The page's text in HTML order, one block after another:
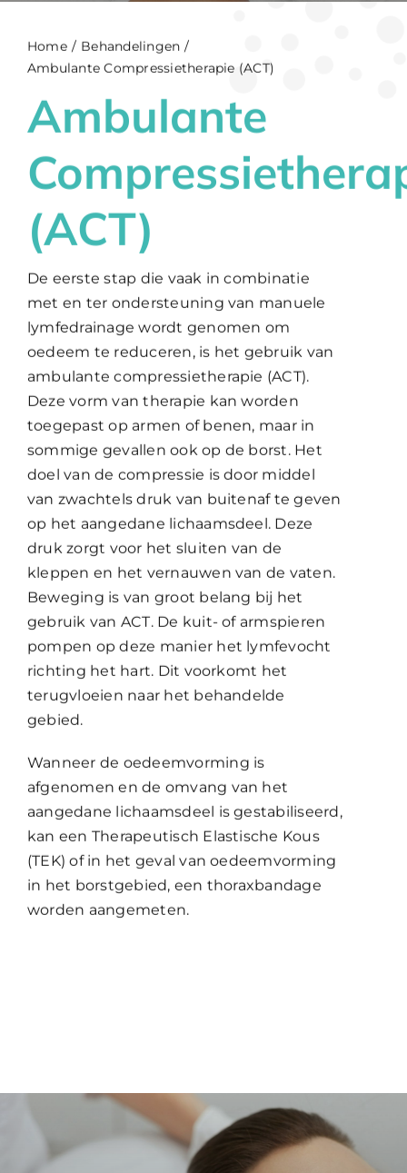
WooCommerce Cart
Home
Behandelingen
Ambulante Compressietherapie (ACT)
Ambulante
(ACT)
De eerste stap die vaak in combinatie
met en ter ondersteuning van manuele
lymfedrainage wordt genomen om
oedeem te reduceren, is het gebruik van
ambulante compressietherapie (ACT).
Deze vorm van therapie kan worden
toegepast op armen of benen, maar in
sommige gevallen ook op de borst. Het
doel van de compressie is door middel
van zwachtels druk van buitenaf te geven
op het aangedane lichaamsdeel. Deze
druk zorgt voor het sluiten van de
kleppen en het vernauwen van de vaten.
Beweging is van groot belang bij het
gebruik van ACT. De kuit- of armspieren
pompen op deze manier het lymfevocht
richting het hart. Dit voorkomt het
terugvloeien naar het behandelde
gebied.
Wanneer de oedeemvorming is
afgenomen en de omvang van het
aangedane lichaamsdeel is gestabiliseerd,
kan een Therapeutisch Elastische Kous
(TEK) of in het geval van oedeemvorming
in het borstgebied, een thoraxbandage
worden aangemeten.